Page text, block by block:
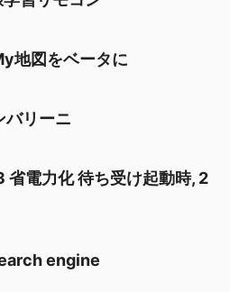
地図をベータに
バリーニ
電力化 待ち受け起動時, 2
engine